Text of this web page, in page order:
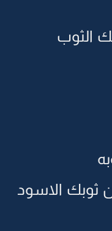
الثوب
ثوبك الاسود